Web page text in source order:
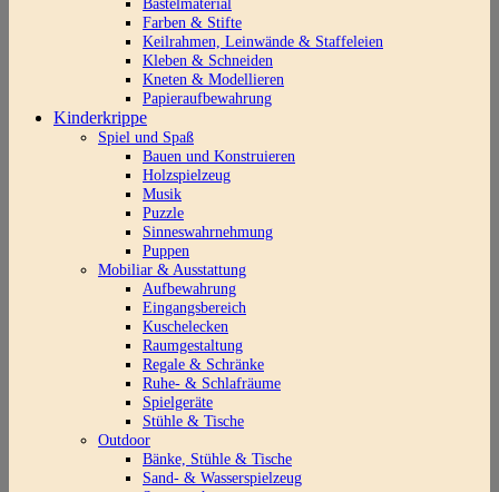
Farben & Stifte
Keilrahmen, Leinwände & Staffeleien
Kleben & Schneiden
Kneten & Modellieren
Papieraufbewahrung
Kinderkrippe
Spiel und Spaß
Bauen und Konstruieren
Holzspielzeug
Musik
Puzzle
Sinneswahrnehmung
Puppen
Mobiliar & Ausstattung
Aufbewahrung
Eingangsbereich
Kuschelecken
Raumgestaltung
Regale & Schränke
Ruhe- & Schlafräume
Spielgeräte
Stühle & Tische
Outdoor
Bänke, Stühle & Tische
Sand- & Wasserspielzeug